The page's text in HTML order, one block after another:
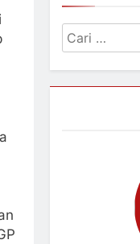
Cari
untuk: